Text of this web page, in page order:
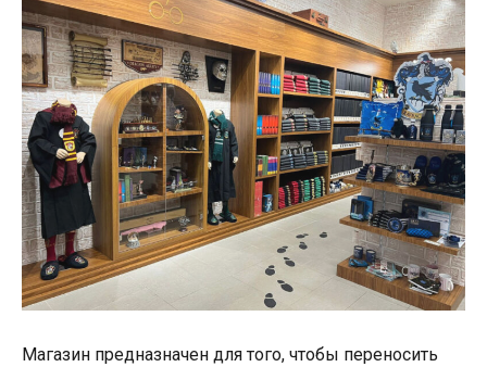
Магазин предназначен для того, чтобы переносить